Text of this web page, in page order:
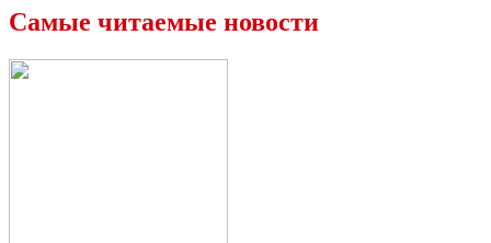
задания
Самые читаемые новости